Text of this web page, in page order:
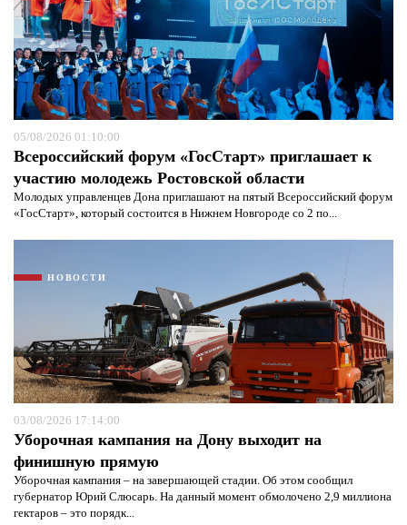
05/08/2026 01:10:00
Всероссийский форум «ГосСтарт» приглашает к
участию молодежь Ростовской области
Молодых управленцев Дона приглашают на пятый Всероссийский форум
«ГосСтарт», который состоится в Нижнем Новгороде со 2 по...
НОВОСТИ
03/08/2026 17:14:00
Уборочная кампания на Дону выходит на
финишную прямую
Уборочная кампания – на завершающей стадии. Об этом сообщил
губернатор Юрий Слюсарь. На данный момент обмолочено 2,9 миллиона
гектаров – это порядк...